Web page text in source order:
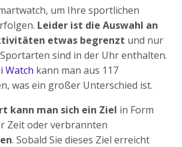
um Ihre sportlichen
Leider ist die Auswahl an
etwas begrenzt und nur
sind in der Uhr enthalten.
Watch kann man aus 117
was ein großer Unterschied ist.
kann man sich ein Ziel in Form
Zeit oder verbrannten
. Sobald Sie dieses Ziel erreicht